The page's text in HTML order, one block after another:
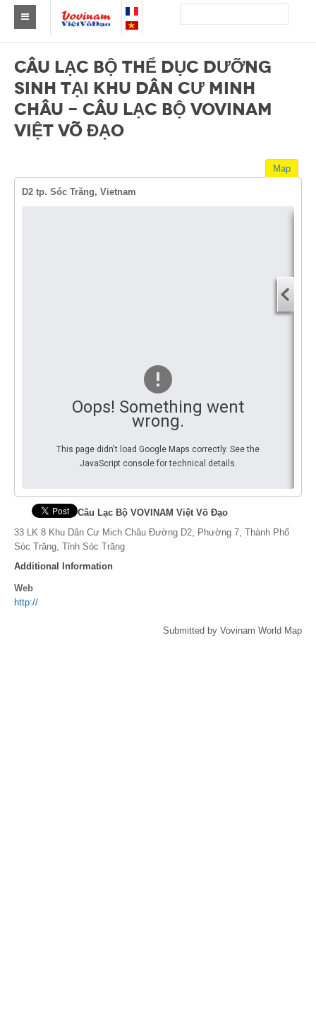
Asia
Europe
Africa
Australia and Oceania
Contribute
How I can contribute?
CÂU LẠC BỘ THỂ DỤC DƯỠNG
SINH TẠI KHU DÂN CƯ MINH
CHÂU - CÂU LẠC BỘ VOVINAM
VIỆT VÕ ĐẠO
Map
D2 tp. Sóc Trăng, Vietnam
Oops! Something went
wrong.
This page didn't load Google Maps correctly. See the
JavaScript console for technical details.
Câu Lạc Bộ VOVINAM Việt Võ Đạo
33 LK 8 Khu Dân Cư Mich Châu Đường D2, Phường 7, Thành Phố
Sóc Trăng, Tỉnh Sóc Trăng
Additional Information
Web
http://
Submitted by Vovinam World Map